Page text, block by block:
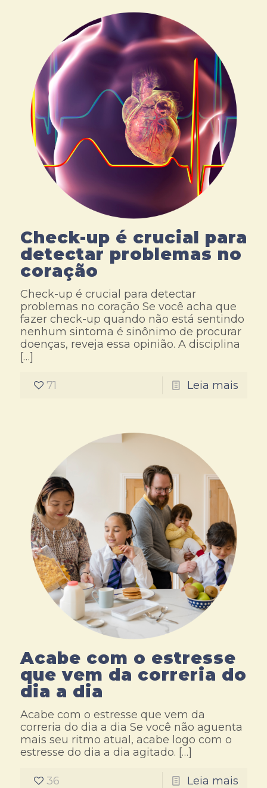
Check-up é crucial para
detectar problemas no
coração
Check-up é crucial para detectar
problemas no coração Se você acha que
fazer check-up quando não está sentindo
nenhum sintoma é sinônimo de procurar
doenças, reveja essa opinião. A disciplina
[…]
71 Leia mais
Acabe com o estresse
que vem da correria do
dia a dia
Acabe com o estresse que vem da
correria do dia a dia Se você não aguenta
mais seu ritmo atual, acabe logo com o
estresse do dia a dia agitado. […]
36 Leia mais